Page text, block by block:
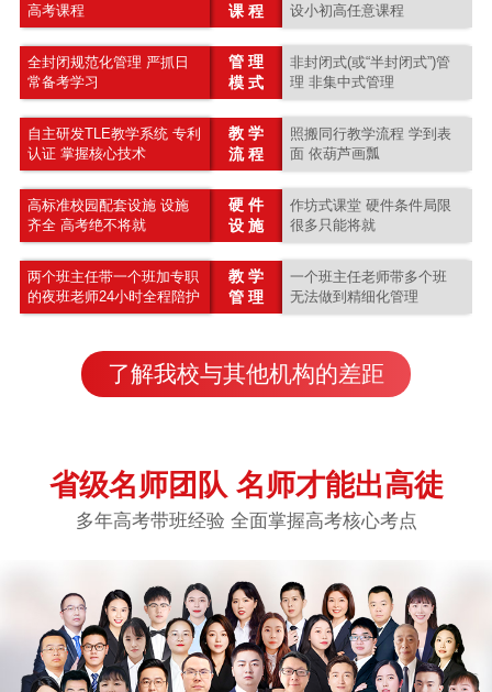
高考课程
课 程
设小初高任意课程
全封闭规范化管理 严抓日
常备考学习
管 理
模 式
非封闭式(或“半封闭式”)管
理 非集中式管理
自主研发TLE教学系统 专利
认证 掌握核心技术
教 学
流 程
照搬同行教学流程 学到表
面 依葫芦画瓢
高标准校园配套设施 设施
齐全 高考绝不将就
硬 件
设 施
作坊式课堂 硬件条件局限
很多只能将就
两个班主任带一个班加专职
的夜班老师24小时全程陪护
教 学
管 理
一个班主任老师带多个班
无法做到精细化管理
了解我校与其他机构的差距
省级名师团队 名师才能出高徒
多年高考带班经验 全面掌握高考核心考点